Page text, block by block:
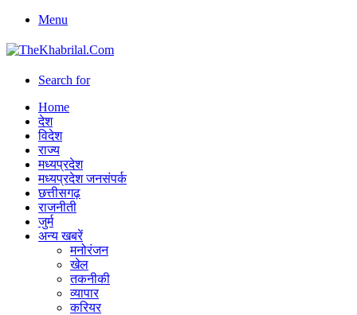
Menu
Search for
Home
देश
विदेश
राज्य
मध्यप्रदेश
मध्यप्रदेश जनसंपर्क
छत्तीसगढ़
राजनीती
जुर्म
अन्य खबरें
मनोरंजन
खेल
तकनीकी
व्यापार
करियर